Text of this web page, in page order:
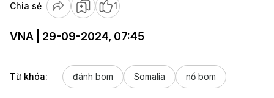
Chia sẻ 1
VNA | 29-09-2024, 07:45
Từ khóa: đánh bom Somalia nổ bom